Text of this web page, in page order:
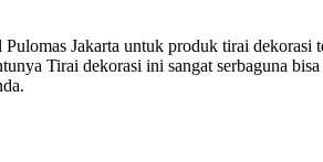
Jakarta untuk produk tirai dekorasi
Tirai dekorasi ini sangat serbaguna